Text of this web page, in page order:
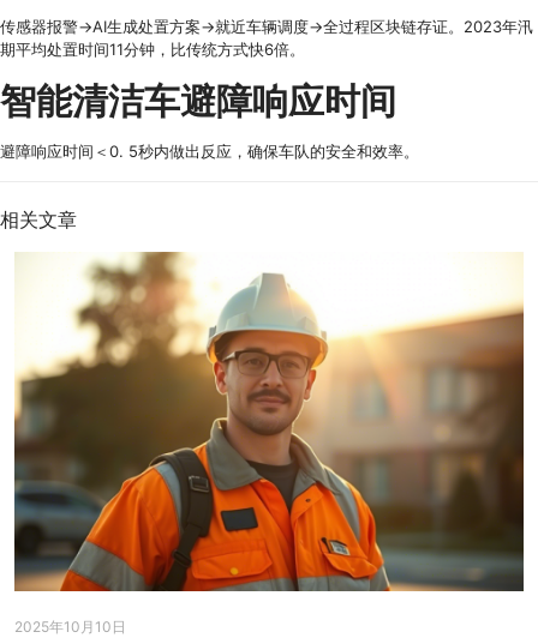
传感器报警→AI生成处置方案→就近车辆调度→全过程区块链存证。2023年汛
期平均处置时间11分钟，比传统方式快6倍。
智能清洁车避障响应时间
避障响应时间＜0. 5秒内做出反应，确保车队的安全和效率。
相关文章
2025年10月10日